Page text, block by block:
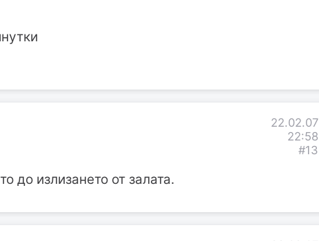
22.02.07
22:58
#13
до излизането от залата.